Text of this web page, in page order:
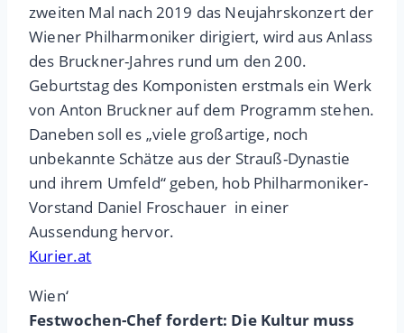
zweiten Mal nach 2019 das Neujahrskonzert der
Wiener Philharmoniker dirigiert, wird aus Anlass
des Bruckner-Jahres rund um den 200.
Geburtstag des Komponisten erstmals ein Werk
von Anton Bruckner auf dem Programm stehen.
Daneben soll es „viele großartige, noch
unbekannte Schätze aus der Strauß-Dynastie
und ihrem Umfeld“ geben, hob Philharmoniker-
Vorstand Daniel Froschauer in einer
Aussendung hervor.
Kurier.at
Wien‘
Festwochen-Chef fordert: Die Kultur muss